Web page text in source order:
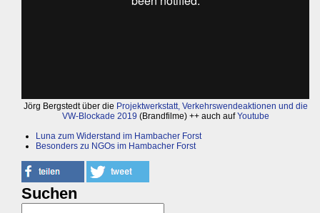
Jörg Bergstedt über die Projektwerkstatt, Verkehrswendeaktionen und die
VW-Blockade 2019 (Brandfilme) ++ auch aufYoutube
Luna zum Widerstand im Hambacher Forst
Besonders zu NGOs im Hambacher Forst
Suchen